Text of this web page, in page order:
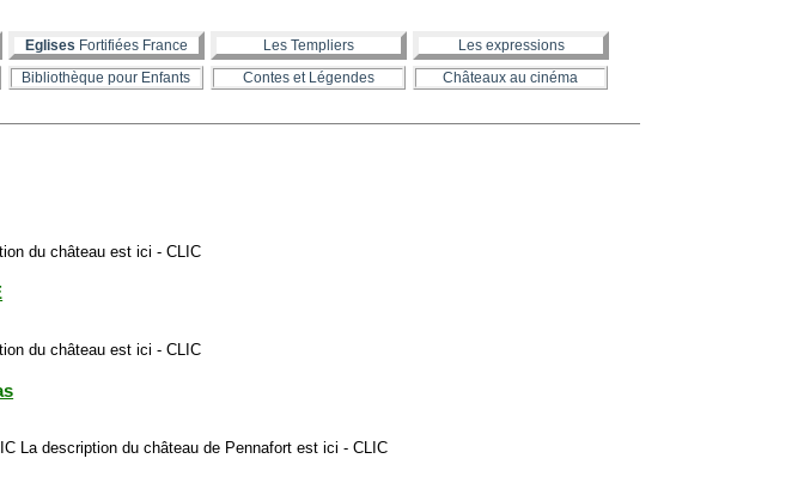
Eglises Fortifiées France Les Templiers
Les expressions
Bibliothèque pour Enfants Contes et Légendes Châteaux au cinéma
du château est ici - CLIC
du château est ici - CLIC
La description du château de Pennafort est ici - CLIC